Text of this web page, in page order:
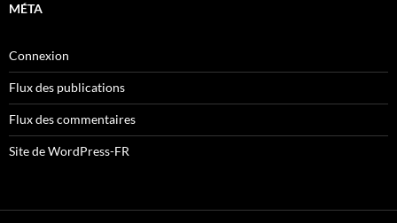
MÉTA
Connexion
Flux des publications
Flux des commentaires
Site de WordPress-FR